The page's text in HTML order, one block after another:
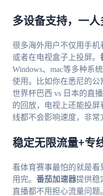
多设备支持，一人
很多海外用户不仅用手机
或者在电视盒子上投屏。
Windows、mac等多种系
使用。比如你在悉尼的
世界杯巴西 vs 日本的直
的回放，电视上还能投
线都不会影响速度，非常
稳定无限流量+专
看体育赛事最怕的就是
用完。 番茄加速器提供稳
直播都不用担心流量问